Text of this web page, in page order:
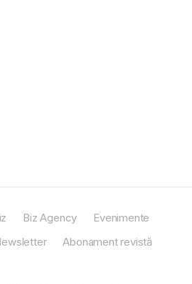
Biz Agency
Evenimente
Abonament revistă